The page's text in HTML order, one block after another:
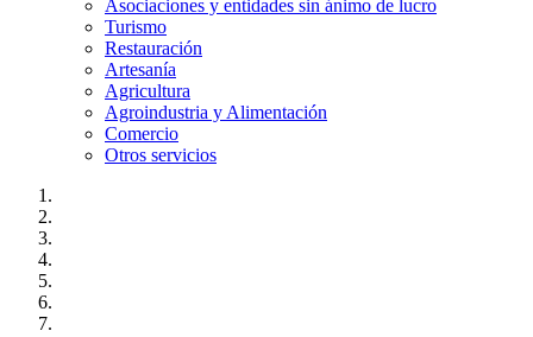
Asociaciones y entidades sin ánimo de lucro
Turismo
Restauración
Artesanía
Agricultura
Agroindustria y Alimentación
Comercio
Otros servicios